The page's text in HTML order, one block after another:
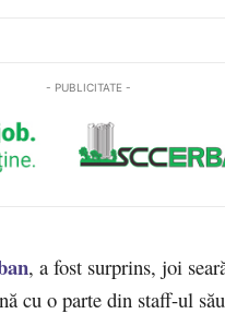
- PUBLICITATE -
, a fost surprins, joi
cu o parte din staff-ul